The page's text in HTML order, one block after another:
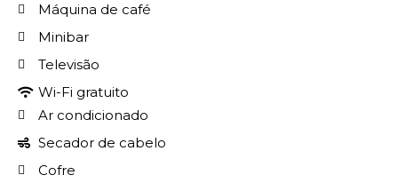
Máquina de café
Minibar
Televisão
Wi-Fi gratuito
Ar condicionado
Secador de cabelo
Cofre